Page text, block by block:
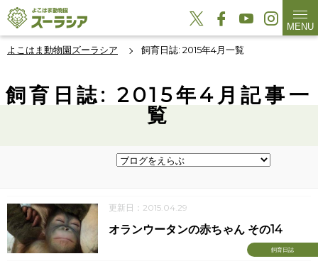
MENU
よこはま動物園ズーラシア 飼育日誌: 2015年4月一覧
飼育日誌: 2015年4月記事一
覧
更新日：2015.04.29
飼育日誌
オランウータンの赤ちゃん その14